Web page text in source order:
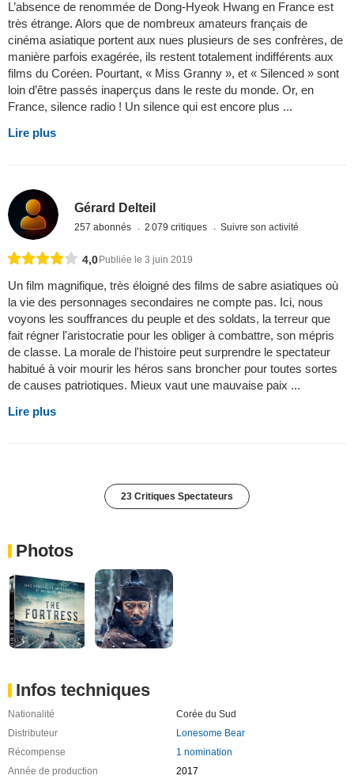
L’absence de renommée de Dong-Hyeok Hwang en France est
très étrange. Alors que de nombreux amateurs français de
cinéma asiatique portent aux nues plusieurs de ses confrères, de
manière parfois exagérée, ils restent totalement indifférents aux
films du Coréen. Pourtant, « Miss Granny », et « Silenced » sont
loin d’être passés inaperçus dans le reste du monde. Or, en
France, silence radio ! Un silence qui est encore plus ...
Lire plus
Gérard Delteil
257 abonnés 2 079 critiques Suivre son activité
4,0 Publiée le 3 juin 2019
Un film magnifique, très éloigné des films de sabre asiatiques où
la vie des personnages secondaires ne compte pas. Ici, nous
voyons les souffrances du peuple et des soldats, la terreur que
fait régner l'aristocratie pour les obliger à combattre, son mépris
de classe. La morale de l'histoire peut surprendre le spectateur
habitué à voir mourir les héros sans broncher pour toutes sortes
de causes patriotiques. Mieux vaut une mauvaise paix ...
Lire plus
23 Critiques Spectateurs
Photos
Infos techniques
Nationalité
Corée du Sud
Distributeur
Lonesome Bear
Récompense
1 nomination
Année de production
2017